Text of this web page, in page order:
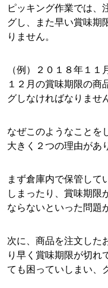
ピッキング作業では、
グし、また早い賞味期
りません。
（例）２０１８年１
１２月の賞味期限の商
グしなければなりませ
なぜこのようなことを
大きく２つの理由があ
まず倉庫内で保管して
しまったり、賞味期限
ならないといった問題
次に、商品を注文した
り早く賞味期限が切れ
ても困っていしまい、